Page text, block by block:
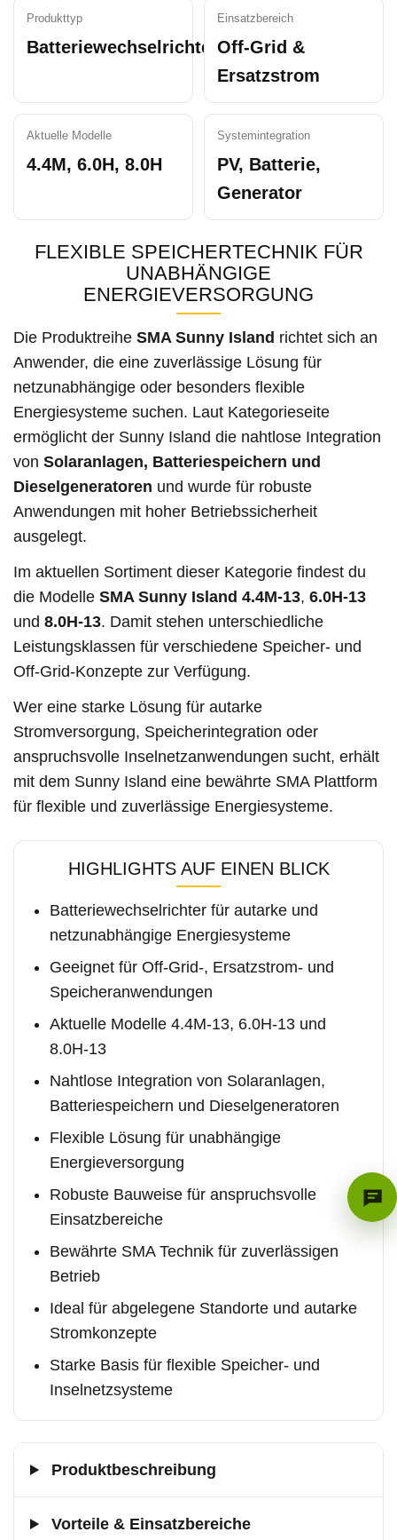
Produkttyp
Batteriewechselrichter
Einsatzbereich
Off-Grid &
Ersatzstrom
Aktuelle Modelle
4.4M, 6.0H, 8.0H
Systemintegration
PV, Batterie,
Generator
FLEXIBLE SPEICHERTECHNIK FÜR
UNABHÄNGIGE
ENERGIEVERSORGUNG
Die Produktreihe SMA Sunny Island richtet sich an
Anwender, die eine zuverlässige Lösung für
netzunabhängige oder besonders flexible
Energiesysteme suchen. Laut Kategorieseite
ermöglicht der Sunny Island die nahtlose Integration
von Solaranlagen, Batteriespeichern und
Dieselgeneratoren und wurde für robuste
Anwendungen mit hoher Betriebssicherheit
ausgelegt.
Im aktuellen Sortiment dieser Kategorie findest du
die Modelle SMA Sunny Island 4.4M-13, 6.0H-13
und 8.0H-13. Damit stehen unterschiedliche
Leistungsklassen für verschiedene Speicher- und
Off-Grid-Konzepte zur Verfügung.
Wer eine starke Lösung für autarke
Stromversorgung, Speicherintegration oder
anspruchsvolle Inselnetzanwendungen sucht, erhält
mit dem Sunny Island eine bewährte SMA Plattform
für flexible und zuverlässige Energiesysteme.
HIGHLIGHTS AUF EINEN BLICK
Batteriewechselrichter für autarke und
netzunabhängige Energiesysteme
Geeignet für Off-Grid-, Ersatzstrom- und
Speicheranwendungen
Aktuelle Modelle 4.4M-13, 6.0H-13 und
8.0H-13
Nahtlose Integration von Solaranlagen,
Batteriespeichern und Dieselgeneratoren
Flexible Lösung für unabhängige
Energieversorgung
Robuste Bauweise für anspruchsvolle
Einsatzbereiche
Bewährte SMA Technik für zuverlässigen
Betrieb
Ideal für abgelegene Standorte und autarke
Stromkonzepte
Starke Basis für flexible Speicher- und
Inselnetzsysteme
Produktbeschreibung
Vorteile & Einsatzbereiche